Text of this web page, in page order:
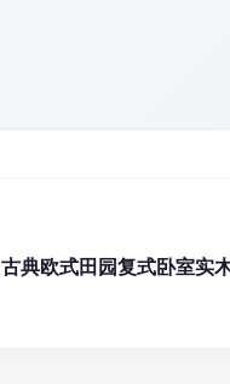
古典欧式田园复式卧室实